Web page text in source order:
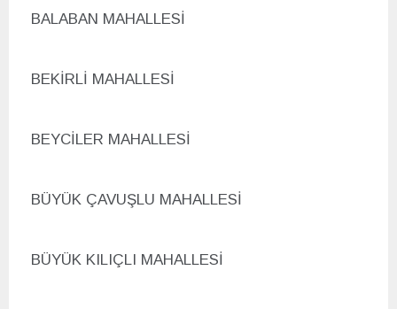
BALABAN MAHALLESİ
BEKİRLİ MAHALLESİ
BEYCİLER MAHALLESİ
BÜYÜK ÇAVUŞLU MAHALLESİ
BÜYÜK KILIÇLI MAHALLESİ